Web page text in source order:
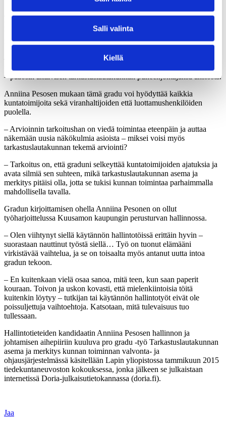
Salli valinta
Kiellä
Johtavien viranhaltijoiden ja luottamushenkilöiden vastausten
”keltanokkia” kuten aiemmissakin tutkimuksissa on todettu. Tämä
nakertaa vastaajien mukaan uskottavuutta.
– Toisaalta joukossa oli myös vastauksia, joiden mukaan
tarkastuslautakuntien jäsenistä on tullut vuosi vuodelta aktiivisempia
– pääosin aktiivisen tarkastuslautakunnan puheenjohtajansa ansiosta.
Anniina Pesosen mukaan tämä gradu voi hyödyttää kaikkia
kuntatoimijoita sekä viranhaltijoiden että luottamushenkilöiden
puolella.
– Arvioinnin tarkoitushan on viedä toimintaa eteenpäin ja auttaa
näkemään uusia näkökulmia asioista – miksei voisi myös
tarkastuslautakunnan tekemä arviointi?
– Tarkoitus on, että graduni selkeyttää kuntatoimijoiden ajatuksia ja
avata silmiä sen suhteen, mikä tarkastuslautakunnan asema ja
merkitys pitäisi olla, jotta se tukisi kunnan toimintaa parhaimmalla
mahdollisella tavalla.
Gradun kirjoittamisen ohella Anniina Pesonen on ollut
työharjoittelussa Kuusamon kaupungin perusturvan hallinnossa.
– Olen viihtynyt siellä käytännön hallintotöissä erittäin hyvin –
suorastaan nauttinut työstä siellä… Työ on tuonut elämääni
virkistävää vaihtelua, ja se on toisaalta myös antanut uutta intoa
gradun tekoon.
– En kuitenkaan vielä osaa sanoa, mitä teen, kun saan paperit
kouraan. Toivon ja uskon kovasti, että mielenkiintoisia töitä
kuitenkin löytyy – tutkijan tai käytännön hallintotyöt eivät ole
poissuljettuja vaihtoehtoja. Katsotaan, mitä tulevaisuus tuo
tullessaan.
Hallintotieteiden kandidaatin Anniina Pesosen hallinnon ja
johtamisen aihepiiriin kuuluva pro gradu -työ Tarkastuslautakunnan
asema ja merkitys kunnan toiminnan valvonta- ja
ohjausjärjestelmässä käsitellään Lapin yliopistossa tammikuun 2015
tiedekuntaneuvoston kokouksessa, jonka jälkeen se julkaistaan
internetissä Doria-julkaisutietokannassa (doria.fi).
Jaa